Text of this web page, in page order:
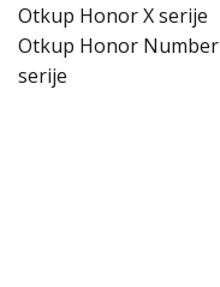
Otkup Honor X serije
Otkup Honor Number
serije